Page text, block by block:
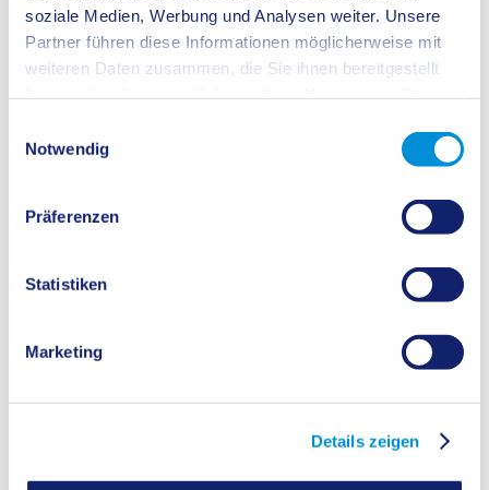
soziale Medien, Werbung und Analysen weiter. Unsere
Partner führen diese Informationen möglicherweise mit
weiteren Daten zusammen, die Sie ihnen bereitgestellt
Notwendig
Präferenzen
Statistiken
Marketing
Details zeigen
Hier finden Sie Informationen zur Bundestagswahl.
Landtagswahl